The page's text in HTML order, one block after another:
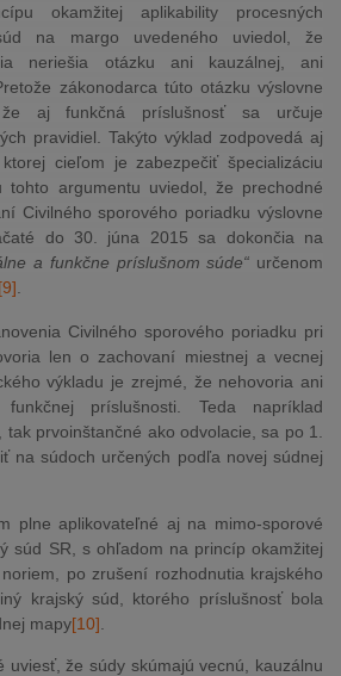
okamžitej aplikability procesných
na margo uvedeného uviedol, že
neriešia otázku ani kauzálnej, ani
zákonodarca túto otázku výslovne
aj funkčná príslušnosť sa určuje
pravidiel. Takýto výklad zodpovedá aj
cieľom je zabezpečiť špecializáciu
tohto argumentu uviedol, že prechodné
Civilného sporového poriadku výslovne
do 30. júna 2015 sa dokončia na
a funkčne príslušnom súde“ určenom
[9]
Civilného sporového poriadku pri
len o zachovaní miestnej a vecnej
výkladu je zrejmé, že nehovoria ani
príslušnosti. Teda napríklad
prvoinštančné ako odvolacie, sa po 1.
na súdoch určených podľa novej súdnej
plne aplikovateľné aj na mimo-sporové
súd SR, s ohľadom na princíp okamžitej
po zrušení rozhodnutia krajského
krajský súd, ktorého príslušnosť bola
mapy[10]
uviesť, že súdy skúmajú vecnú, kauzálnu